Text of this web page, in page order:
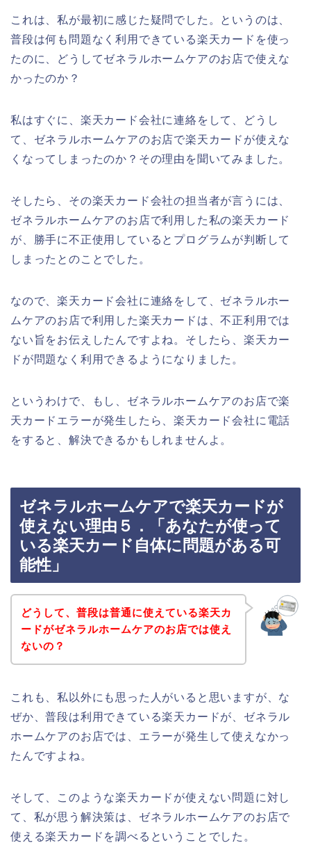
これは、私が最初に感じた疑問でした。というのは、
普段は何も問題なく利用できている楽天カードを使っ
たのに、どうしてゼネラルホームケアのお店で使えな
かったのか？
私はすぐに、楽天カード会社に連絡をして、どうし
て、ゼネラルホームケアのお店で楽天カードが使えな
くなってしまったのか？その理由を聞いてみました。
そしたら、その楽天カード会社の担当者が言うには、
ゼネラルホームケアのお店で利用した私の楽天カード
が、勝手に不正使用しているとプログラムが判断して
しまったとのことでした。
なので、楽天カード会社に連絡をして、ゼネラルホー
ムケアのお店で利用した楽天カードは、不正利用では
ない旨をお伝えしたんですよね。そしたら、楽天カー
ドが問題なく利用できるようになりました。
というわけで、もし、ゼネラルホームケアのお店で楽
天カードエラーが発生したら、楽天カード会社に電話
をすると、解決できるかもしれませんよ。
ゼネラルホームケアで楽天カードが
使えない理由５．「あなたが使って
いる楽天カード自体に問題がある可
能性」
どうして、普段は普通に使えている楽天カ
ードがゼネラルホームケアのお店では使え
ないの？
これも、私以外にも思った人がいると思いますが、な
ぜか、普段は利用できている楽天カードが、ゼネラル
ホームケアのお店では、エラーが発生して使えなかっ
たんですよね。
そして、このような楽天カードが使えない問題に対し
て、私が思う解決策は、ゼネラルホームケアのお店で
使える楽天カードを調べるということでした。